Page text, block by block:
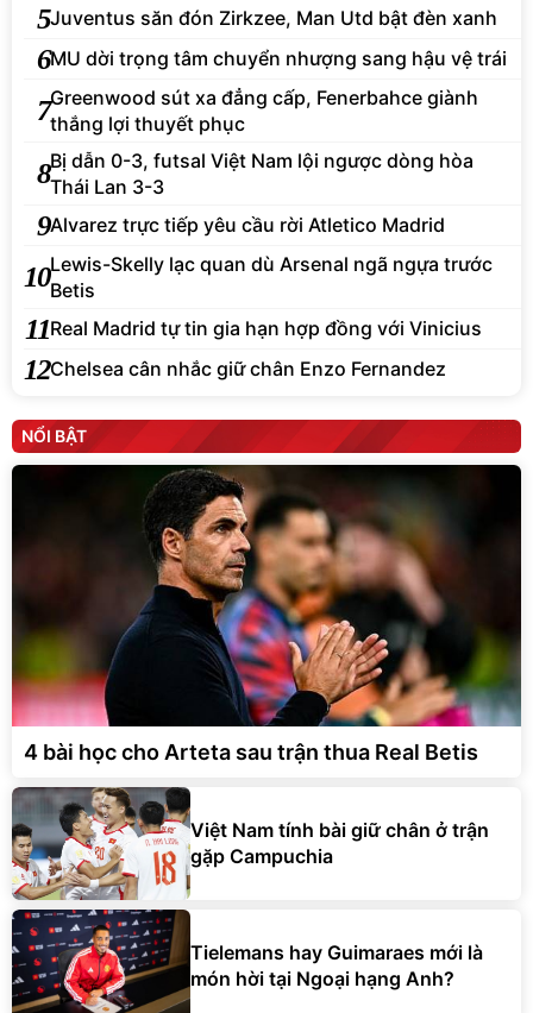
5Juventus săn đón Zirkzee, Man Utd bật đèn xanh
6MU dời trọng tâm chuyển nhượng sang hậu vệ trái
7Greenwood sút xa đẳng cấp, Fenerbahce giành
thắng lợi thuyết phục
8Bị dẫn 0-3, futsal Việt Nam lội ngược dòng hòa
Thái Lan 3-3
9Alvarez trực tiếp yêu cầu rời Atletico Madrid
10Lewis-Skelly lạc quan dù Arsenal ngã ngựa trước
Betis
11Real Madrid tự tin gia hạn hợp đồng với Vinicius
12Chelsea cân nhắc giữ chân Enzo Fernandez
NỔI BẬT
4 bài học cho Arteta sau trận thua Real Betis
Việt Nam tính bài giữ chân ở trận
gặp Campuchia
Tielemans hay Guimaraes mới là
món hời tại Ngoại hạng Anh?